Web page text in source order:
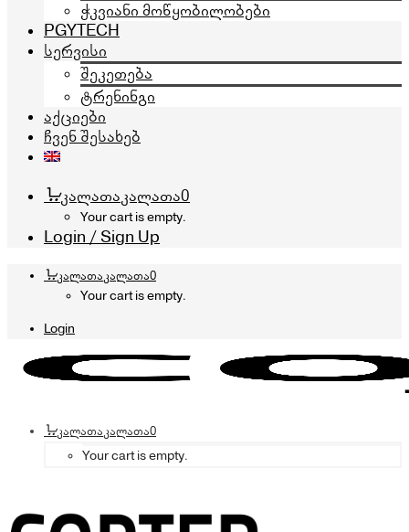
ჭკვიანი მოწყობილობები
PGYTECH
სერვისი
შეკეთება
ტრენინგი
აქციები
ჩვენ შესახებ
კალათაკალათა0
Your cart is empty.
Login / Sign Up
კალათაკალათა0
Your cart is empty.
Login
კალათაკალათა0
Your cart is empty.